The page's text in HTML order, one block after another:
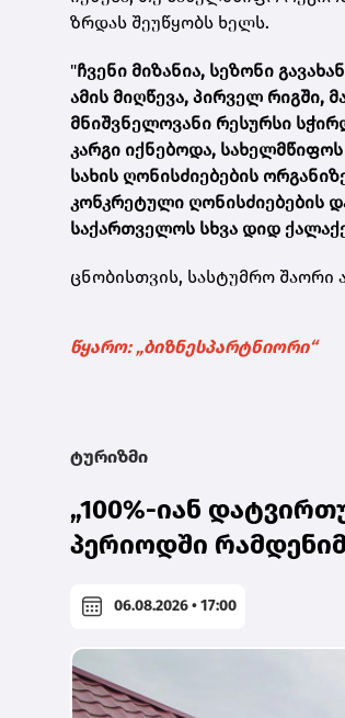
ზრდას შეუწყობს ხელს.
"ჩვენი მიზანია, სეზონი
ამის მიღწევა, პირველ რიგში,
მნიშვნელოვანი რესურსი
კარგი იქნებოდა,
სახის ღონისძიებების
კონკრეტული ღონისძიებების
საქართველოს სხვა დიდ
ცნობისთვის, სასტუმრო შაორი
წყარო: „ბიზნესპარტნიორი“
ტურიზმი
„100%-იან
პერიოდში
06.08.2026 • 17:00